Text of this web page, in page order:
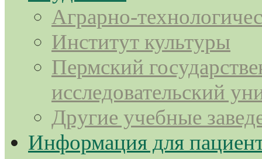
Аграрно-
Институт культуры
Пермский
исследовательский
Другие учебные
Информация для